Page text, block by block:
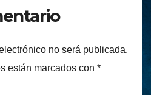
no será publicada.
están marcados con *